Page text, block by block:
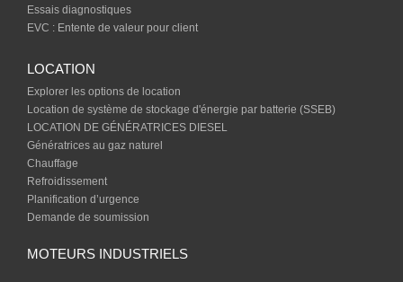
Essais diagnostiques
EVC : Entente de valeur pour client
LOCATION
Explorer les options de location
Location de système de stockage d'énergie par batterie (SSEB)
LOCATION DE GÉNÉRATRICES DIESEL
Génératrices au gaz naturel
Chauffage
Refroidissement
Planification d’urgence
Demande de soumission
MOTEURS INDUSTRIELS